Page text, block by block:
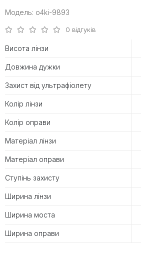
Модель: o4ki-9893
0 відгуків
Висота лінзи
Довжина дужки
Захист від ультрафіолету
Колір лінзи
Колір оправи
Матеріал лінзи
Матеріал оправи
Ступінь захисту
Ширина лінзи
Ширина моста
Ширина оправи